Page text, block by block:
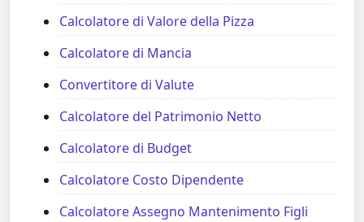
Calcolatore di Valore della Pizza
Calcolatore di Mancia
Convertitore di Valute
Calcolatore del Patrimonio Netto
Calcolatore di Budget
Calcolatore Costo Dipendente
Calcolatore Assegno Mantenimento Figli